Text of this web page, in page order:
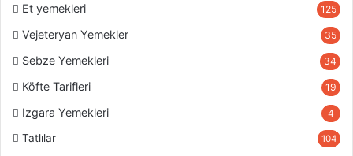
Et yemekleri 125
Vejeteryan Yemekler 35
Sebze Yemekleri 34
Köfte Tarifleri 19
Izgara Yemekleri 4
Tatlılar 104